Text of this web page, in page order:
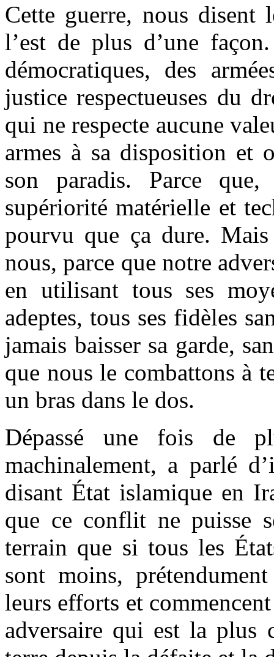
Cette guerre, nous disent
l’est de plus d’une
démocratiques, des
justice respectueuses du
qui ne respecte aucune
armes à sa disposition et
son paradis. Parce
supériorité matérielle et
pourvu que ça dure. Mais
nous, parce que notre
en utilisant tous ses
adeptes, tous ses fidèles
jamais baisser sa garde,
que nous le combattons à
un bras dans le dos.
Dépassé une fois de
machinalement, a parlé
disant État islamique en
que ce conflit ne puisse
terrain que si tous les
sont moins,
leurs efforts et
adversaire qui est la plus